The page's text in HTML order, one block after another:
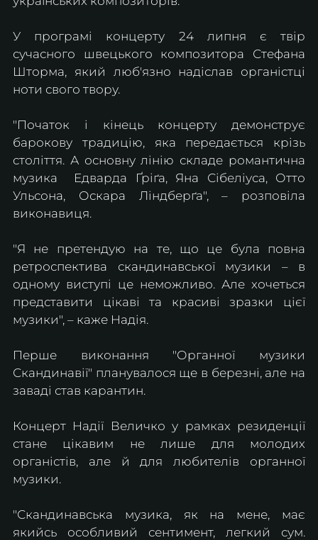
У програмі концерту 24 липня є твір
сучасного швецького композитора Стефана
Шторма, який люб'язно надіслав органістці
ноти свого твору.
"Початок і кінець концерту демонструє
барокову традицію, яка передається крізь
століття. А основну лінію складе романтична
музика  Едварда Ґріґа, Яна Сібеліуса, Отто
Ульсона, Оскара Ліндберґа", – розповіла
виконавиця.
"Я не претендую на те, що це була повна
ретроспектива скандинавської музики – в
одному виступі це неможливо. Але хочеться
представити цікаві та красиві зразки цієї
музики", – каже Надія.
Перше виконання "Органної музики
Скандинавії" планувалося ще в березні, але на
заваді став карантин.
Концерт Надії Величко у рамках резиденції
стане цікавим не лише для молодих
органістів, але й для любителів органної
музики.
"Скандинавська музика, як на мене, має
якийсь особливий сентимент, легкий сум.